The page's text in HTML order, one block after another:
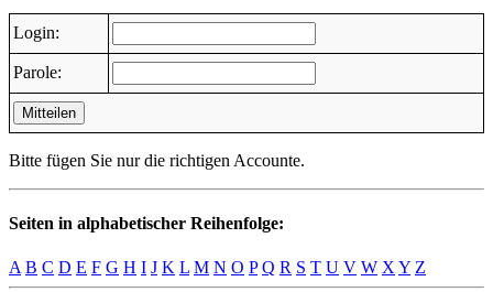
Login:
Parole:
Mitteilen
Bitte fügen Sie nur die richtigen Accounte.
Seiten in alphabetischer Reihenfolge:
A B C D E F G H I J K L M N O P Q R S T U V W X Y Z